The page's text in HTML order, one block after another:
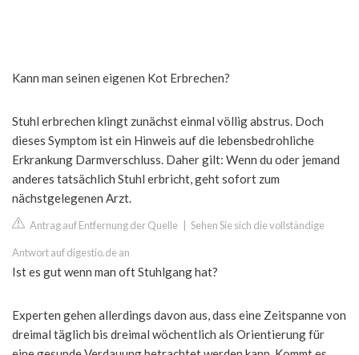
Kann man seinen eigenen Kot Erbrechen?
Stuhl erbrechen klingt zunächst einmal völlig abstrus. Doch
dieses Symptom ist ein Hinweis auf die lebensbedrohliche
Erkrankung Darmverschluss. Daher gilt: Wenn du oder jemand
anderes tatsächlich Stuhl erbricht, geht sofort zum
nächstgelegenen Arzt.
Antrag auf Entfernung der Quelle Sehen Sie sich die vollständige
Antwort auf digestio.de an
Ist es gut wenn man oft Stuhlgang hat?
Experten gehen allerdings davon aus, dass eine Zeitspanne von
dreimal täglich bis dreimal wöchentlich als Orientierung für